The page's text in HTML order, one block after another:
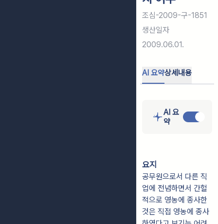
조심-2009-구-1851
생산일자
2009.06.01.
AI 요약상세내용
AI 요
약
요지
공무원으로서 다른 직
업에 전념하면서 간헐
적으로 영농에 종사한
것은 직접 영농에 종사